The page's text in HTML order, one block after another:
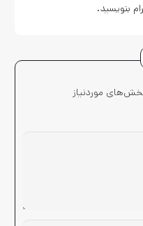
بنویسید.
موردنیاز